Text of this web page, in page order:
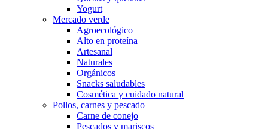
Yogurt
Mercado verde
Agroecológico
Alto en proteína
Artesanal
Naturales
Orgánicos
Snacks saludables
Cosmética y cuidado natural
Pollos, carnes y pescado
Carne de conejo
Pescados y mariscos